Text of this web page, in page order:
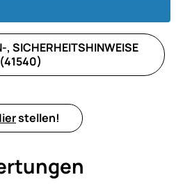
, SICHERHEITSHINWEISE
(41540)
stellen!